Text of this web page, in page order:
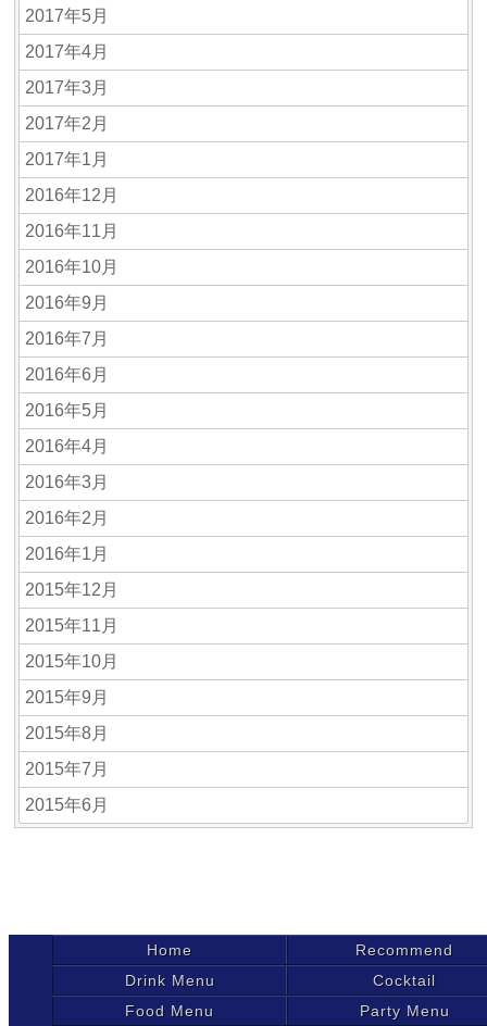
2017年5月
2017年4月
2017年3月
2017年2月
2017年1月
2016年12月
2016年11月
2016年10月
2016年9月
2016年7月
2016年6月
2016年5月
2016年4月
2016年3月
2016年2月
2016年1月
2015年12月
2015年11月
2015年10月
2015年9月
2015年8月
2015年7月
2015年6月
Home
Recommend
Drink Menu
Cocktail
Food Menu
Party Menu